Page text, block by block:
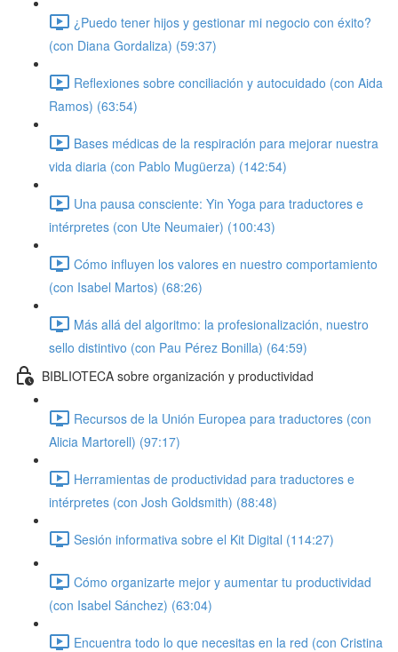
¿Puedo tener hijos y gestionar mi negocio con éxito?
(con Diana Gordaliza) (59:37)
Reflexiones sobre conciliación y autocuidado (con Aida
Ramos) (63:54)
Bases médicas de la respiración para mejorar nuestra
vida diaria (con Pablo Mugüerza) (142:54)
Una pausa consciente: Yin Yoga para traductores e
intérpretes (con Ute Neumaier) (100:43)
Cómo influyen los valores en nuestro comportamiento
(con Isabel Martos) (68:26)
Más allá del algoritmo: la profesionalización, nuestro
sello distintivo (con Pau Pérez Bonilla) (64:59)
BIBLIOTECA sobre organización y productividad
Recursos de la Unión Europea para traductores (con
Alicia Martorell) (97:17)
Herramientas de productividad para traductores e
intérpretes (con Josh Goldsmith) (88:48)
Sesión informativa sobre el Kit Digital (114:27)
Cómo organizarte mejor y aumentar tu productividad
(con Isabel Sánchez) (63:04)
Encuentra todo lo que necesitas en la red (con Cristina